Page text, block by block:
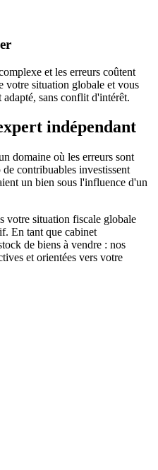
et les erreurs coûtent
votre situation globale et vous
sans conflit d'intérêt.
indépendant
domaine où les erreurs sont
contribuables investissent
un bien sous l'influence d'un
votre situation fiscale globale
En tant que cabinet
de biens à vendre : nos
et orientées vers votre